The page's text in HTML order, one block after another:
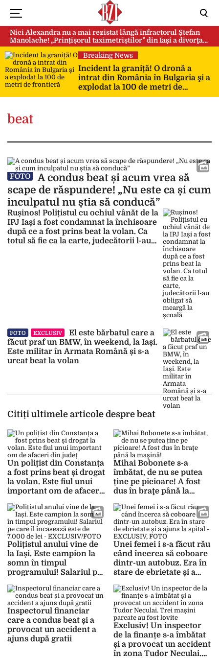
Nici Alexandra nu a mai rezistat lângă infractorul Ștefan
Manolache! „Prințișorul taximetriștilor” din Iași a divorţat
după doi ani de căsnicie
Breaking News
Incident la graniță! O dronă a
intrat din România în Bulgaria şi a
explodat la 100 de metri de
frontieră
beat
FOTO
A condus beat și acum vrea să
scape de răspundere! „Nu este ca și cum
inculpatul nu știa să conducă”
Rușinos! Polițistul cu ochiul vânăt de la
IPJ Iași a fost condamnat la închisoare
după ce a fost prins beat la volan. Ca
totul să fie ca la carte, judecătorii l-au
FOTO EXCLUSIV
El este bărbatul care a
făcut praf un BMW, în weekend, la Iași.
Este militar în Armata Română și s-a
urcat beat la volan
Citiți ultimele articole despre beat
Un polițist din Constanța
a fost prins beat și drogat
la volan. Este fiul unui
important om de afaceri
Mihai Bobonete s-a
îmbătat, de nu se putea
ține pe picioare! A fost
dus în braţe până la
Polițistul anului vine de
la Iași. Este campion la
somn în timpul
programului! Salariul pe
7.000 de lei –
EXCLUSIV/FOTO
Unei femei i s-a făcut rău
când încerca să coboare
dintr-un autobuz. Era în
stare de ebrietate și a
EXCLUSIV, FOTO
Inspectorul financiar
care a condus beat și a
provocat un accident a
ajuns după gratii
Exclusiv! Un inspector
de la finanțe s-a îmbătat
și a provocat un accident
în zona Tudor Neculai.